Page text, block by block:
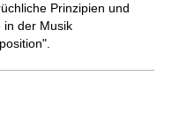
Prinzipien und
in der Musik